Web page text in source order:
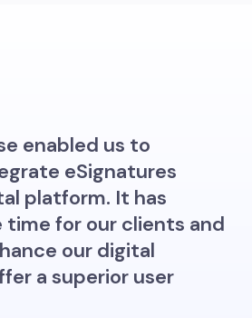
enabled us to
eSignatures
platform. It has
time for our clients and
our digital
a superior user